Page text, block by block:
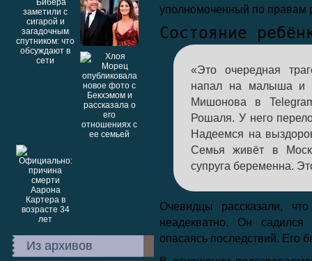
Из архивов
уполномоченный по правам
Состояние
«Это очередная
напал на малыша и
Мишонова в
Рошаля. У него
Надеемся на
Семья живёт в
супруга беременна.
Очевидцы рассказали,
неадекватно. Он
опасаясь последствий. Его